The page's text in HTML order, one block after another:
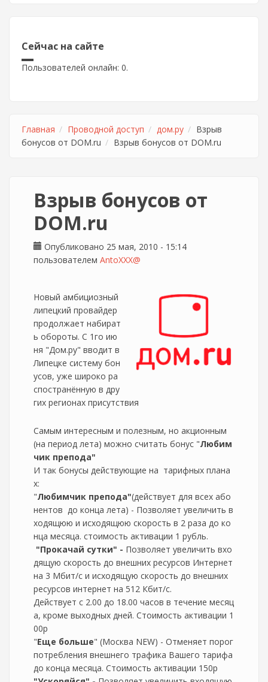
Сейчас на сайте
Пользователей онлайн: 0.
Главная Проводной доступ дом.ру
Взрыв
бонусов от DOM.ru
Взрыв бонусов от DOM.ru
Взрыв бонусов от
DOM.ru
Опубликовано 25 мая, 2010 - 15:14
пользователем AntoXXX@
Новый амбициозный
липецкий провайдер
продолжает набират
ь обороты. С 1го ию
ня "Дом.ру" вводит в
Липецке систему бон
усов, уже широко ра
спостранённую в дру
гих регионах присутствия
Самым интересным и полезным, но акционным
(на период лета) можно считать бонус "Любим
чик препода"
И так бонусы действующие на тарифных плана
х:
"Любимчик препода"(действует для всех або
нентов до конца лета) - Позволяет увеличить в
ходящюю и исходящюю скорость в 2 раза до ко
нца месяца. стоимость активации 1 рубль.
"Прокачай сутки" - Позволяет увеличить вхо
дящую скорость до внешних ресурсов Интернет
на 3 Мбит/с и исходящую скорость до внешних
ресурсов интернет на 512 Кбит/с.
Действует с 2.00 до 18.00 часов в течение месяц
а, кроме выходных дней. Стоимость активации 1
00р
"Еще больше" (Москва NEW) - Отменяет порог
потребления внешнего трафика Вашего тарифа
до конца месяца. Стоимость активации 150р